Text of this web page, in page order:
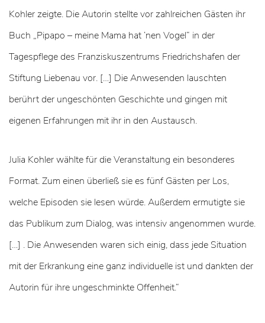
Kohler zeigte. Die Autorin stellte vor zahlreichen Gästen ihr
Buch „Pipapo – meine Mama hat ‘nen Vogel“ in der
Tagespflege des Franziskuszentrums Friedrichshafen der
Stiftung Liebenau vor. […] Die Anwesenden lauschten
berührt der ungeschönten Geschichte und gingen mit
eigenen Erfahrungen mit ihr in den Austausch.
Julia Kohler wählte für die Veranstaltung ein besonderes
Format. Zum einen überließ sie es fünf Gästen per Los,
welche Episoden sie lesen würde. Außerdem ermutigte sie
das Publikum zum Dialog, was intensiv angenommen wurde.
[…] . Die Anwesenden waren sich einig, dass jede Situation
mit der Erkrankung eine ganz individuelle ist und dankten der
Autorin für ihre ungeschminkte Offenheit.“